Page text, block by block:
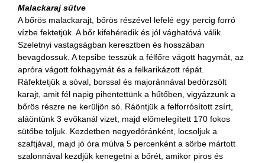
Malackaraj sütve
A bőrös malackarajt, bőrös részével lefelé egy percig forró
vízbe fektetjük. A bőr kifehéredik és jól vághatóvá válik.
Szeletnyi vastagságban keresztben és hosszában
bevagdossuk. A tepsibe tesszük a félfőre vágott hagymát, az
apróra vágott fokhagymát és a felkarikázott répát.
Ráfektetjük a sóval, borssal és majoránnával bedörzsölt
karajt, amit fél napig pihentettünk a hűtőben, vigyázzunk a
bőrös részre ne kerüljön só. Ráöntjük a felforrósított zsírt,
aláöntünk 3 evőkanál vizet, majd előmelegített 170 fokos
sütőbe toljuk. Kezdetben negyedóránként, locsoljuk a
szaftjával, majd jó óra múlva 5 percenként a sörbe mártott
szalonnával kezdjük kenegetni a bőrét, amikor piros és